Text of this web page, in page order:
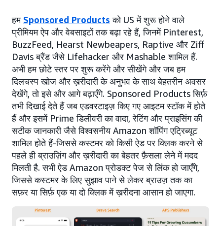
हम Sponsored Products को US में शुरू होने वाले
प्रीमियम ऐप और वेबसाइटों तक बढ़ा रहे हैं, जिनमें Pinterest,
BuzzFeed, Hearst Newbeapers, Raptive और Ziff
Davis ब्रैंड जैसे Lifehacker और Mashable शामिल हैं.
अभी हम छोटे स्तर पर शुरू करेंगे और सीखेंगे और जब हम
दिलचस्प खोज और ख़रीदारी के अनुभव के साथ बेहतरीन अवसर
देखेंगे, तो इसे और आगे बढ़ाएँगे. Sponsored Products सिर्फ़
तभी दिखाई देते हैं जब एडवरटाइज़ किए गए आइटम स्टॉक में होते
हैं और इसमें Prime डिलीवरी का वादा, रेटिंग और प्राइसिंग की
सटीक जानकारी जैसे विश्वसनीय Amazon शॉपिंग एट्रिब्यूट
शामिल होते हैं-जिससे कस्टमर को किसी ऐड पर क्लिक करने से
पहले ही ब्राउज़िंग और ख़रीदारी का बेहतर फ़ैसला लेने में मदद
मिलती है. सभी ऐड Amazon प्रोडक्ट पेज से लिंक हो जाएँगे,
जिससे कस्टमर के लिए सुझाव पाने से लेकर ब्राउज़ तक का
सफ़र या सिर्फ़ एक या दो क्लिक में ख़रीदना आसान हो जाएगा.